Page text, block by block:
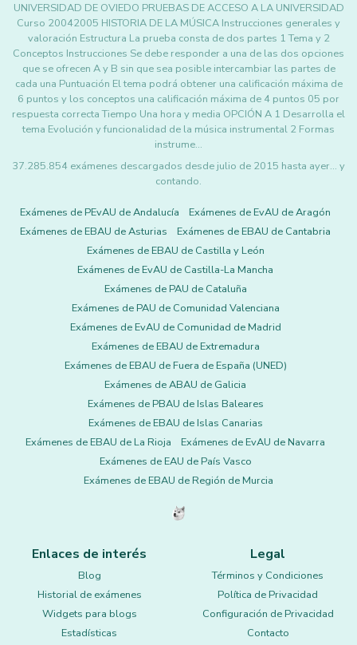
UNIVERSIDAD DE OVIEDO PRUEBAS DE ACCESO A LA UNIVERSIDAD
Curso 20042005 HISTORIA DE LA MÚSICA Instrucciones generales y
valoración Estructura La prueba consta de dos partes 1 Tema y 2
Conceptos Instrucciones Se debe responder a una de las dos opciones
que se ofrecen A y B sin que sea posible intercambiar las partes de
cada una Puntuación El tema podrá obtener una calificación máxima de
6 puntos y los conceptos una calificación máxima de 4 puntos 05 por
respuesta correcta Tiempo Una hora y media OPCIÓN A 1 Desarrolla el
tema Evolución y funcionalidad de la música instrumental 2 Formas
instrume…
37.285.854 exámenes descargados desde julio de 2015 hasta ayer... y
contando.
Exámenes de PEvAU de Andalucía
Exámenes de EvAU de Aragón
Exámenes de EBAU de Asturias
Exámenes de EBAU de Cantabria
Exámenes de EBAU de Castilla y León
Exámenes de EvAU de Castilla-La Mancha
Exámenes de PAU de Cataluña
Exámenes de PAU de Comunidad Valenciana
Exámenes de EvAU de Comunidad de Madrid
Exámenes de EBAU de Extremadura
Exámenes de EBAU de Fuera de España (UNED)
Exámenes de ABAU de Galicia
Exámenes de PBAU de Islas Baleares
Exámenes de EBAU de Islas Canarias
Exámenes de EBAU de La Rioja
Exámenes de EvAU de Navarra
Exámenes de EAU de País Vasco
Exámenes de EBAU de Región de Murcia
Enlaces de interés
Blog
Historial de exámenes
Widgets para blogs
Estadísticas
Legal
Términos y Condiciones
Política de Privacidad
Configuración de Privacidad
Contacto